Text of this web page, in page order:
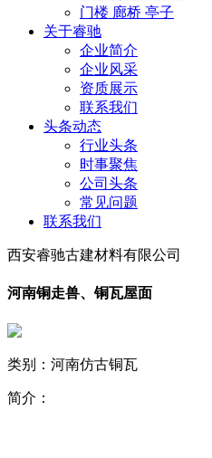
门楼 廊桥 亭子
关于睿驰
企业简介
企业风采
资质展示
联系我们
头条动态
行业头条
时事聚焦
公司头条
常见问题
联系我们
西安睿驰古建材料有限公司
河南铜走兽、铜瓦屋面
类别：河南仿古铜瓦
简介：